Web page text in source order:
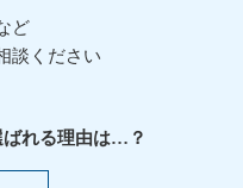
ど
談ください
ばれる理由は…？